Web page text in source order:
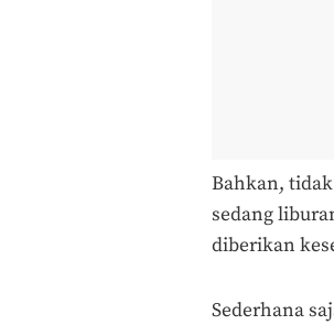
Bahkan,
sedang
diberikan
Sederhana